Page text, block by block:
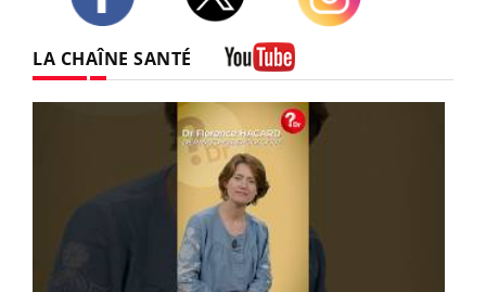
LA CHAÎNE SANTÉ